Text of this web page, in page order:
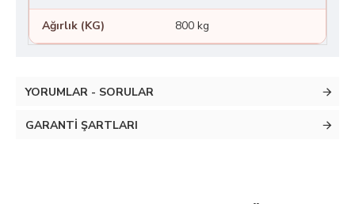
Ağırlık (KG) 800 kg
YORUMLAR - SORULAR
GARANTI ŞARTLARI